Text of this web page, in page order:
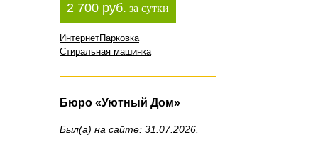
2 700 руб. за сутки
ИнтернетПарковка
Стиральная машинка
Бюро «Уютный Дом»
Был(а) на сайте: 31.07.2026.